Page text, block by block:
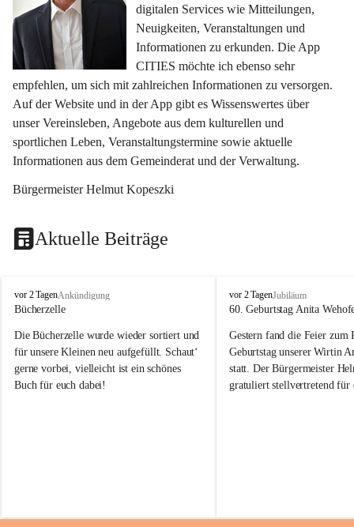
digitalen Services wie Mitteilungen,
Neuigkeiten, Veranstaltungen und
Informationen zu erkunden. Die App
CITIES möchte ich ebenso sehr
empfehlen, um sich mit zahlreichen Informationen zu versorgen.
Auf der Website und in der App gibt es Wissenswertes über
unser Vereinsleben, Angebote aus dem kulturellen und
sportlichen Leben, Veranstaltungstermine sowie aktuelle
Informationen aus dem Gemeinderat und der Verwaltung.
Bürgermeister Helmut Kopeszki
Aktuelle Beiträge
T
o
a
j
vor 2 TagenAnkündigung
Bücherzelle
Die Bücherzelle wurde wieder sortiert und
für unsere Kleinen neu aufgefüllt. Schaut‘
gerne vorbei, vielleicht ist ein schönes
Buch für euch dabei!
Wanduhr (!) benutzt und musste
T
o
a
j
vor 2 TagenJubiläum
60. Geburtstag Anita
Gestern fand die Feier zum
Geburtstag unserer Wirtin
statt. Der Bürgermeister
gratuliert stellvertretend für
Gesundheit, Gelassenheit